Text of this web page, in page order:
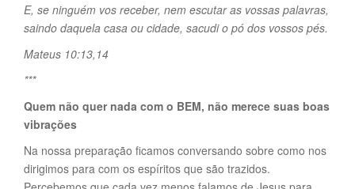
E, se ninguém vos receber, nem escutar as vossas palavras,
saindo daquela casa ou cidade, sacudi o pó dos vossos pés.
Mateus 10:13,14
***
Quem não quer nada com o BEM, não merece suas boas
vibrações
Na nossa preparação ficamos conversando sobre como nos
dirigimos para com os espíritos que são trazidos.